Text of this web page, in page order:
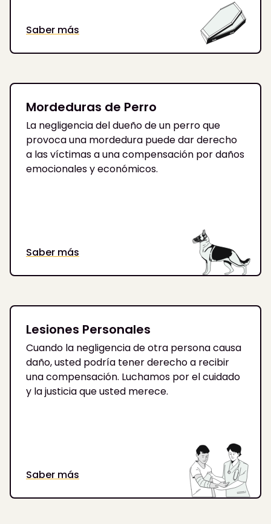
Saber más
Mordeduras de Perro
La negligencia del dueño de un perro que
provoca una mordedura puede dar derecho
a las víctimas a una compensación por daños
emocionales y económicos.
Saber más
Lesiones Personales
Cuando la negligencia de otra persona causa
daño, usted podría tener derecho a recibir
una compensación. Luchamos por el cuidado
y la justicia que usted merece.
Saber más